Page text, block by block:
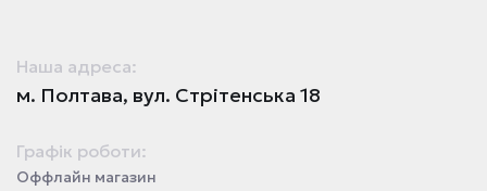
Наша адреса:
м. Полтава, вул. Стрітенська 18
Графік роботи:
Оффлайн магазин